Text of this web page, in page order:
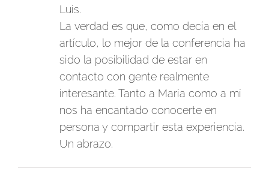
Luis.
La verdad es que, como decía en el
artículo, lo mejor de la conferencia ha
sido la posibilidad de estar en
contacto con gente realmente
interesante. Tanto a María como a mí
nos ha encantado conocerte en
persona y compartir esta experiencia.
Un abrazo.